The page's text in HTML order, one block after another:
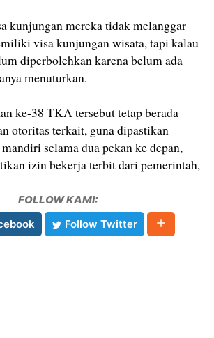
kunjungan mereka tidak melanggar
visa kunjungan wisata, tapi kalau
diperbolehkan karena belum ada
menuturkan.
ke-38 TKA tersebut tetap berada
otoritas terkait, guna dipastikan
selama dua pekan ke depan,
izin bekerja terbit dari pemerintah,
FOLLOW KAMI:
Follow Twitter